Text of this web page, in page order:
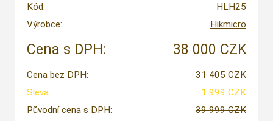
Kód:
HLH25
Výrobce:
Hikmicro
Cena s DPH: 38 000 CZK
Cena bez DPH:
31 405 CZK
Sleva:
1 999 CZK
Původní cena s DPH:
39 999 CZK